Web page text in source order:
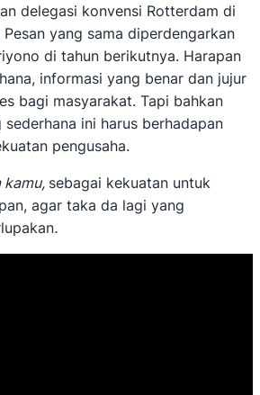
delegasi konvensi Rotterdam di
yang sama diperdengarkan
di tahun berikutnya. Harapan
informasi yang benar dan jujur
bagi masyarakat. Tapi bahkan
sederhana ini harus berhadapan
pengusaha.
kamu, sebagai kekuatan untuk
agar taka da lagi yang
.